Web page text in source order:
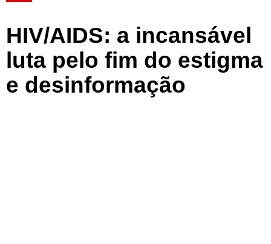
HIV/AIDS: a incansável
luta pelo fim do estigma
e desinformação